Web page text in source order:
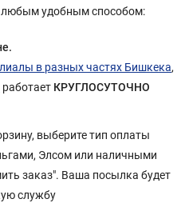
любым удобным способом:
в разных частях Бишкека,
работает КРУГЛОСУТОЧНО
выберите тип оплаты
Элсом или наличными
заказ". Ваша посылка будет
службу